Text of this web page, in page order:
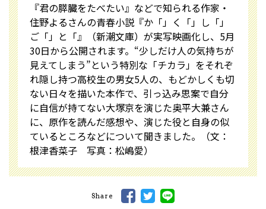
『君の膵臓をたべたい』などで知られる作家・
住野よるさんの青春小説『か「」く「」し「」
ご「」と「』（新潮文庫）が実写映画化し、5月
30日から公開されます。“少しだけ人の気持ちが
見えてしまう”という特別な「チカラ」をそれぞ
れ隠し持つ高校生の男女5人の、もどかしくも切
ない日々を描いた本作で、引っ込み思案で自分
に自信が持てない大塚京を演じた奥平大兼さん
に、原作を読んだ感想や、演じた役と自身の似
ているところなどについて聞きました。（文：
根津香菜子 写真：松嶋愛）
Share